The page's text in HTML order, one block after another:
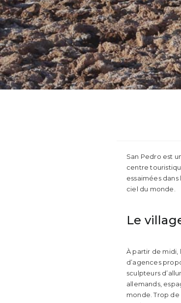
San Pedro est
centre
essaimées
ciel du monde.
Le
À partir de midi,
d’agences
sculpteurs
allemands,
monde. Trop de